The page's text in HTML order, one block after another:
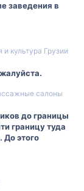
заведения в
и культура Грузии
салоны
до границы
границу туда
До этого